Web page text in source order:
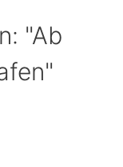
"Ab